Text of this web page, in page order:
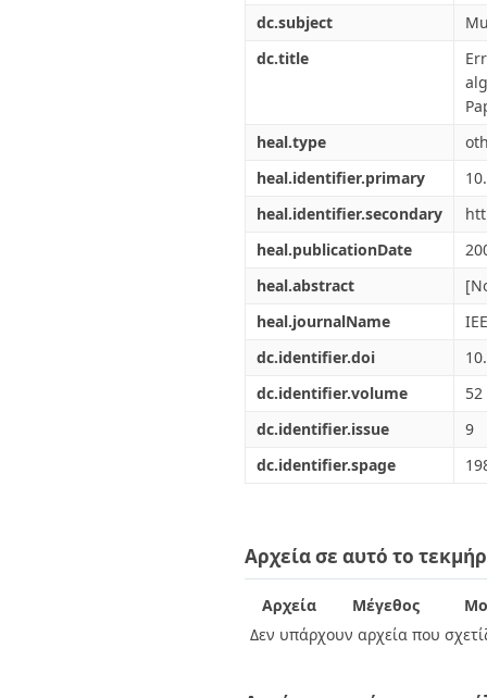
dc.subject
dc.title
heal.type
heal.identifier.primary
heal.identifier.secondary
heal.publicationDate
heal.abstract
heal.journalName
dc.identifier.doi
dc.identifier.volume
52
dc.identifier.issue
9
dc.identifier.spage
Αρχεία σε αυτό το
Αρχεία Μέγεθος
Δεν υπάρχουν αρχεία που